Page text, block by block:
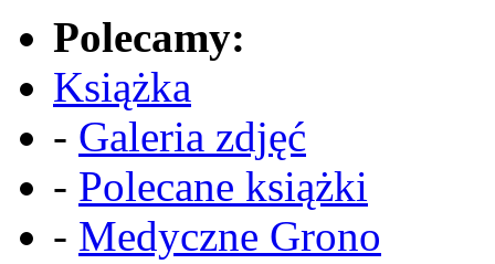
Polecamy:
Książka
- Galeria zdjęć
- Polecane książki
- Medyczne Grono